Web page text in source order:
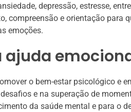
depressão, estresse,
compreensão e orientação para
emoções.
ajuda
o bem-estar psicológico e
e na superação de
da saúde mental e para o